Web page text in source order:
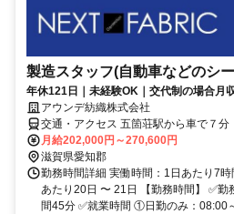
製造スタッフ(自動車などのシ
年休121日｜未経験OK｜交代制の場合月
アウンデ紡織株式会社
交通・アクセス 五箇荘駅から車で７分
月給202,000円～270,600円
滋賀県愛知郡
勤務時間詳細 実働時間：1日あたり7
あたり20日 〜 21日 【勤務時間】 ✅
間45分 ✅就業時間 ①日勤のみ：08:00